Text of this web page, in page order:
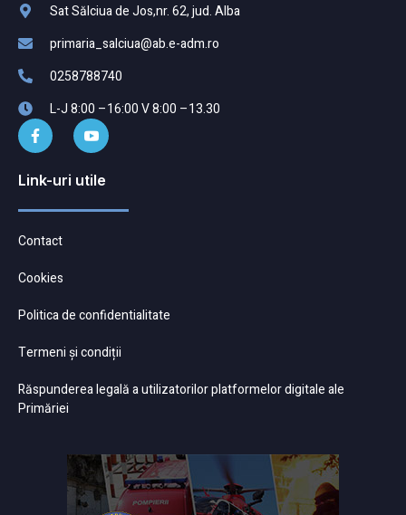
Sat Sălciua de Jos,nr. 62, jud. Alba
primaria_salciua@ab.e-adm.ro
0258788740
L-J 8:00 –16:00 V 8:00 –13.30
Link-uri utile
Contact
Cookies
Politica de confidentialitate
Termeni și condiții
Răspunderea legală a utilizatorilor platformelor digitale ale
Primăriei